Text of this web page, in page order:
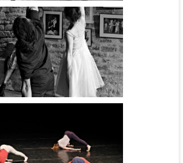
Cinébal - cie l'Aéronef
Cinébal - cie l'Aéronef